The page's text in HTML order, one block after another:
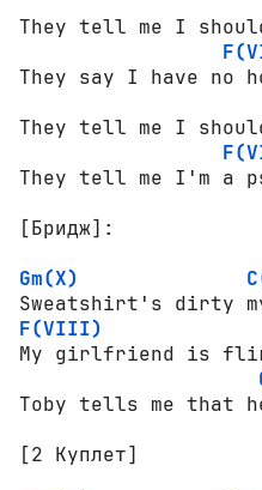
They tell me I
They say I have no
They tell me I
[Бридж]:
Gm(X)
F(VIII)
My girlfriend is
Toby tells me that
[2 Куплет]